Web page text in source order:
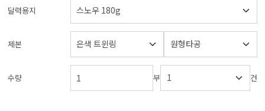
달력용지
제본
수량 부 건